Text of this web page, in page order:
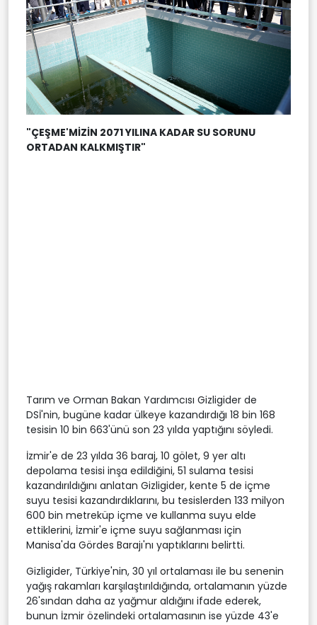
"ÇEŞME'MİZİN 2071 YILINA KADAR SU SORUNU
ORTADAN KALKMIŞTIR"
Tarım ve Orman Bakan Yardımcısı Gizligider de
DSİ'nin, bugüne kadar ülkeye kazandırdığı 18 bin 168
tesisin 10 bin 663'ünü son 23 yılda yaptığını söyledi.
İzmir'e de 23 yılda 36 baraj, 10 gölet, 9 yer altı
depolama tesisi inşa edildiğini, 51 sulama tesisi
kazandırıldığını anlatan Gizligider, kente 5 de içme
suyu tesisi kazandırdıklarını, bu tesislerden 133 milyon
600 bin metreküp içme ve kullanma suyu elde
ettiklerini, İzmir'e içme suyu sağlanması için
Manisa'da Gördes Barajı'nı yaptıklarını belirtti.
Gizligider, Türkiye'nin, 30 yıl ortalaması ile bu senenin
yağış rakamları karşılaştırıldığında, ortalamanın yüzde
26'sından daha az yağmur aldığını ifade ederek,
bunun İzmir özelindeki ortalamasının ise yüzde 43'e